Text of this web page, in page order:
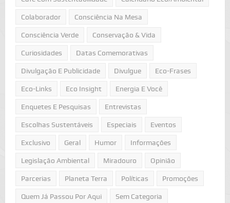
Colaborador Consciência Na Mesa
Consciência Verde Conservação & Vida
Curiosidades Datas Comemorativas
Divulgação E Publicidade Divulgue Eco-Frases
Eco-Links Eco Insight Energia E Você
Enquetes E Pesquisas Entrevistas
Escolhas Sustentáveis Especiais Eventos
Exclusivo Geral Humor Informações
Legislação Ambiental Miradouro Opinião
Parcerias Planeta Terra Políticas Promoções
Quem Já Passou Por Aqui Sem Categoria